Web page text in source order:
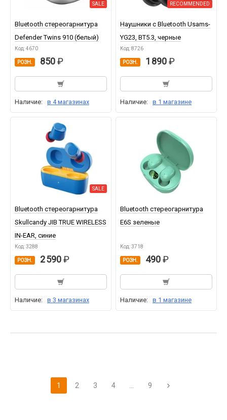
SALE
Bluetooth стереогарнитура
Defender Twins 910 (белый)
Код: 4670
РОЗН. 850
Наличие: в 4 магазинах
RECOMMENDED
Наушники с Bluetooth Usams-
YG23, BT5.3, черные
Код: 8726
РОЗН. 1 890
Наличие: в 1 магазине
SALE
Bluetooth стереогарнитура
Skullcandy JIB TRUE WIRELESS
IN-EAR, синие
Код: 3288
РОЗН. 2 590
Наличие: в 3 магазинах
Bluetooth стереогарнитура
E6S зеленые
Код: 3718
РОЗН. 490
Наличие: в 1 магазине
1 2 3 4 ... 9